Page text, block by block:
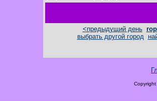
<предыдущий день
выбрать другой город